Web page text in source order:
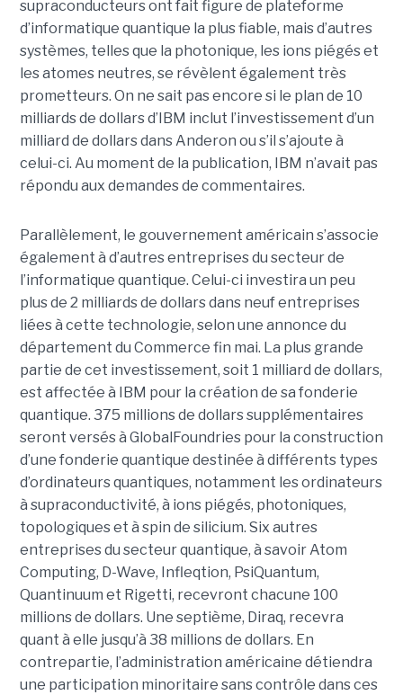
supraconducteurs ont fait figure de plateforme
d’informatique quantique la plus fiable, mais d’autres
systèmes, telles que la photonique, les ions piégés et
les atomes neutres, se révèlent également très
prometteurs. On ne sait pas encore si le plan de 10
milliards de dollars d’IBM inclut l’investissement d’un
milliard de dollars dans Anderon ou s’il s’ajoute à
celui-ci. Au moment de la publication, IBM n’avait pas
répondu aux demandes de commentaires.
Parallèlement, le gouvernement américain s’associe
également à d’autres entreprises du secteur de
l’informatique quantique. Celui-ci investira un peu
plus de 2 milliards de dollars dans neuf entreprises
liées à cette technologie, selon une annonce du
département du Commerce fin mai. La plus grande
partie de cet investissement, soit 1 milliard de dollars,
est affectée à IBM pour la création de sa fonderie
quantique. 375 millions de dollars supplémentaires
seront versés à GlobalFoundries pour la construction
d’une fonderie quantique destinée à différents types
d’ordinateurs quantiques, notamment les ordinateurs
à supraconductivité, à ions piégés, photoniques,
topologiques et à spin de silicium. Six autres
entreprises du secteur quantique, à savoir Atom
Computing, D-Wave, Infleqtion, PsiQuantum,
Quantinuum et Rigetti, recevront chacune 100
millions de dollars. Une septième, Diraq, recevra
quant à elle jusqu’à 38 millions de dollars. En
contrepartie, l’administration américaine détiendra
une participation minoritaire sans contrôle dans ces